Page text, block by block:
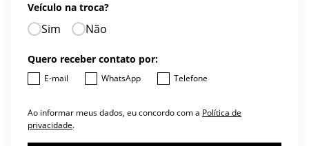
Veículo na troca?
Sim Não
Quero receber contato por:
E-mail WhatsApp Telefone
Ao informar meus dados, eu concordo com a Política de
privacidade.